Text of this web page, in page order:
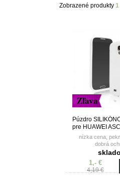
Zobrazené produkty 1
Zľava
Púzdro
pre HUAWEI
- biele
nízka cena,
dobrá
1,- €
4,19 €